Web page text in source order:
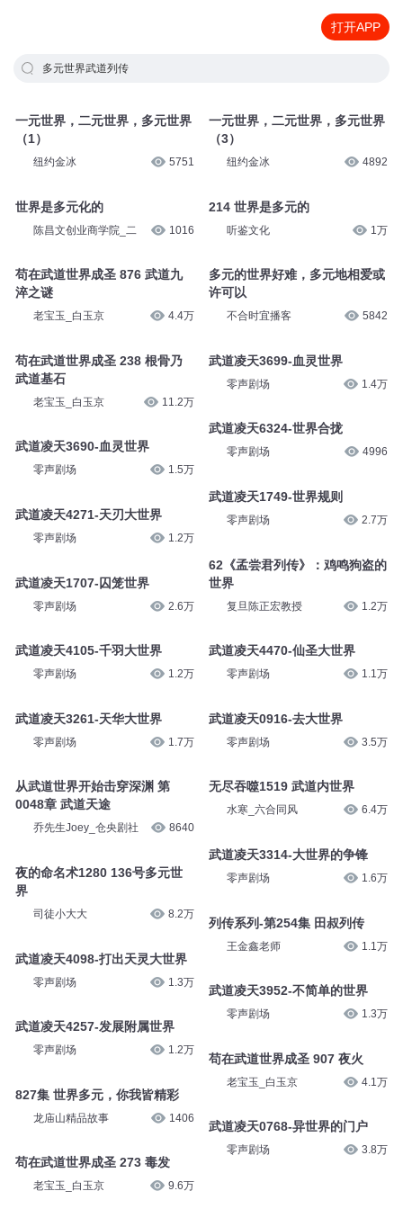
打开APP
多元世界武道列传
一元世界，二元世界，多元世界
（1）
纽约金冰 5751
世界是多元化的
陈昌文创业商学院_二 1016
苟在武道世界成圣 876 武道九
淬之谜
老宝玉_白玉京 4.4万
苟在武道世界成圣 238 根骨乃
武道基石
老宝玉_白玉京 11.2万
武道凌天3690-血灵世界
零声剧场 1.5万
武道凌天4271-天刃大世界
零声剧场 1.2万
武道凌天1707-囚笼世界
零声剧场 2.6万
武道凌天4105-千羽大世界
零声剧场 1.2万
武道凌天3261-天华大世界
零声剧场 1.7万
从武道世界开始击穿深渊 第
0048章 武道天途
乔先生Joey_仓央剧社 8640
夜的命名术1280 136号多元世
界
司徒小大大 8.2万
武道凌天4098-打出天灵大世界
零声剧场 1.3万
武道凌天4257-发展附属世界
零声剧场 1.2万
827集 世界多元，你我皆精彩
龙庙山精品故事 1406
苟在武道世界成圣 273 毒发
老宝玉_白玉京 9.6万
一元世界，二元世界，多元世界
（3）
纽约金冰 4892
214 世界是多元的
听鉴文化 1万
多元的世界好难，多元地相爱或
许可以
不合时宜播客 5842
武道凌天3699-血灵世界
零声剧场 1.4万
武道凌天6324-世界合拢
零声剧场 4996
武道凌天1749-世界规则
零声剧场 2.7万
62《孟尝君列传》：鸡鸣狗盗的
世界
复旦陈正宏教授 1.2万
武道凌天4470-仙圣大世界
零声剧场 1.1万
武道凌天0916-去大世界
零声剧场 3.5万
无尽吞噬1519 武道内世界
水寒_六合同风 6.4万
武道凌天3314-大世界的争锋
零声剧场 1.6万
列传系列-第254集 田叔列传
王金鑫老师 1.1万
武道凌天3952-不简单的世界
零声剧场 1.3万
苟在武道世界成圣 907 夜火
老宝玉_白玉京 4.1万
武道凌天0768-异世界的门户
零声剧场 3.8万